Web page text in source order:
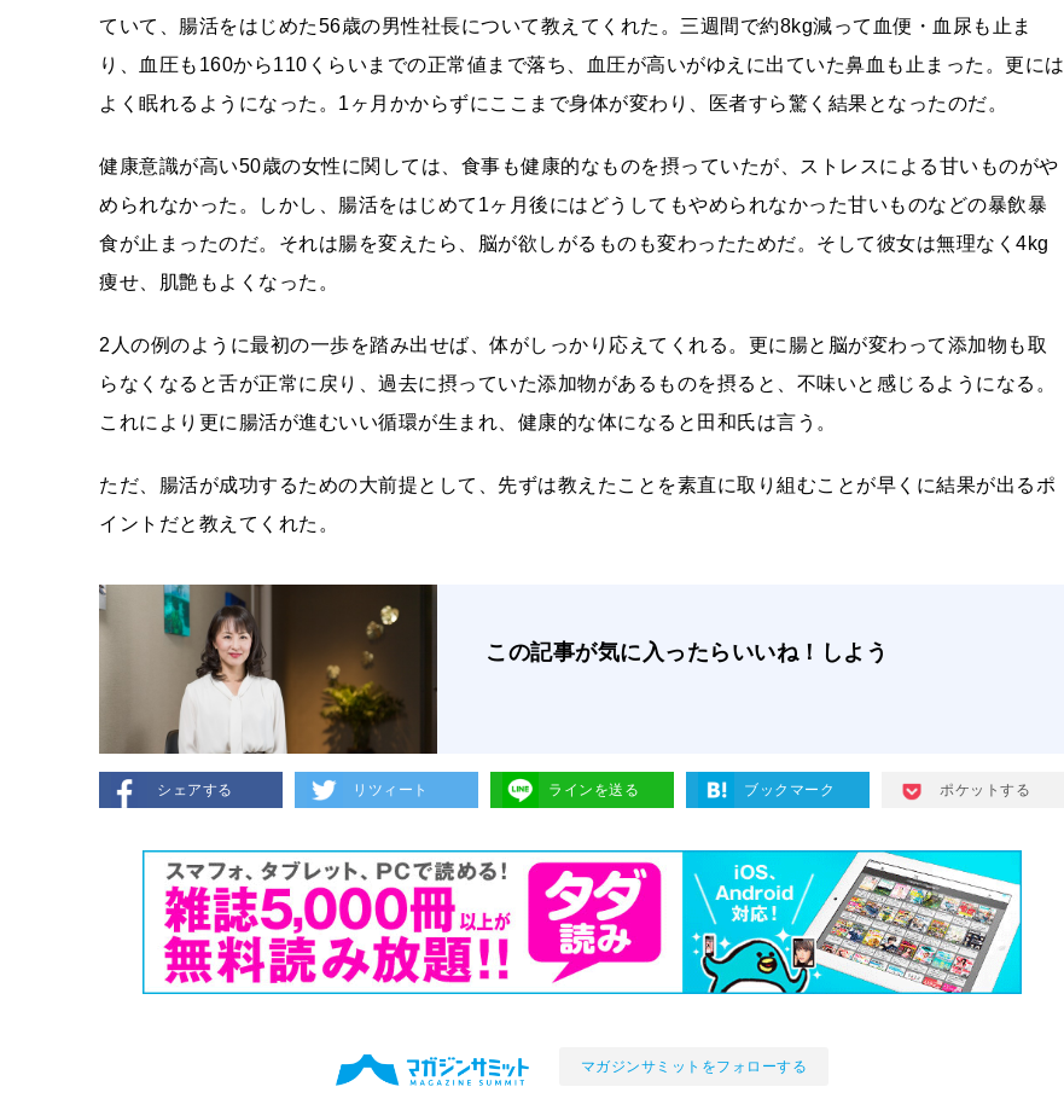
ていて、腸活をはじめた56歳の男性社長について教えてくれた。三週間で約8kg減って血便・血尿も止ま
り、血圧も160から110くらいまでの正常値まで落ち、血圧が高いがゆえに出ていた鼻血も止まった。更には
よく眠れるようになった。1ヶ月かからずにここまで身体が変わり、医者すら驚く結果となったのだ。
健康意識が高い50歳の女性に関しては、食事も健康的なものを摂っていたが、ストレスによる甘いものがや
められなかった。しかし、腸活をはじめて1ヶ月後にはどうしてもやめられなかった甘いものなどの暴飲暴
食が止まったのだ。それは腸を変えたら、脳が欲しがるものも変わったためだ。そして彼女は無理なく4kg
痩せ、肌艶もよくなった。
2人の例のように最初の一歩を踏み出せば、体がしっかり応えてくれる。更に腸と脳が変わって添加物も取
らなくなると舌が正常に戻り、過去に摂っていた添加物があるものを摂ると、不味いと感じるようになる。
これにより更に腸活が進むいい循環が生まれ、健康的な体になると田和氏は言う。
ただ、腸活が成功するための大前提として、先ずは教えたことを素直に取り組むことが早くに結果が出るポ
イントだと教えてくれた。
この記事が気に入ったらいいね！しよう
シェアする リツィート ラインを送る ブックマーク ポケットする
マガジンサミットをフォローする